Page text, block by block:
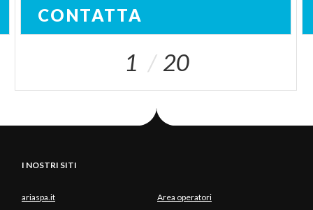
CONTATTA
1 20
I NOSTRI SITI
ariaspa.it Area operatori